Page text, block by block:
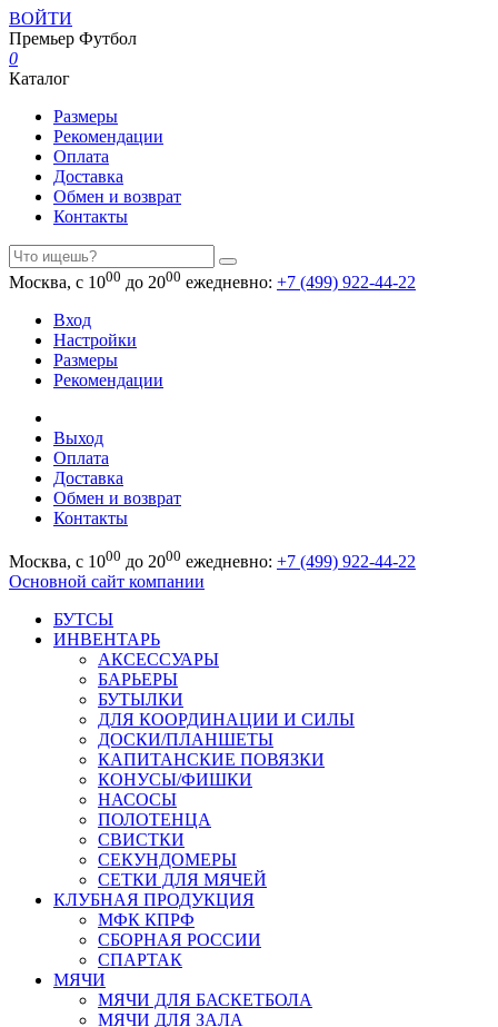
ВОЙТИ
Премьер Футбол
0
Каталог
Размеры
Рекомендации
Оплата
Доставка
Обмен и возврат
Контакты
Москва, с 1000 до 2000 ежедневно: +7 (499) 922-44-22
Вход
Настройки
Размеры
Рекомендации
Выход
Оплата
Доставка
Обмен и возврат
Контакты
Москва, с 1000 до 2000 ежедневно: +7 (499) 922-44-22
Основной сайт компании
БУТСЫ
ИНВЕНТАРЬ
АКСЕССУАРЫ
БАРЬЕРЫ
БУТЫЛКИ
ДЛЯ КООРДИНАЦИИ И СИЛЫ
ДОСКИ/ПЛАНШЕТЫ
КАПИТАНСКИЕ ПОВЯЗКИ
КОНУСЫ/ФИШКИ
НАСОСЫ
ПОЛОТЕНЦА
СВИСТКИ
СЕКУНДОМЕРЫ
СЕТКИ ДЛЯ МЯЧЕЙ
КЛУБНАЯ ПРОДУКЦИЯ
МФК КПРФ
СБОРНАЯ РОССИИ
СПАРТАК
МЯЧИ
МЯЧИ ДЛЯ БАСКЕТБОЛА
МЯЧИ ДЛЯ ЗАЛА